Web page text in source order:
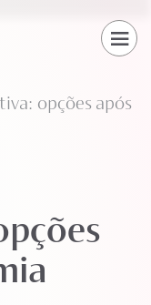
opções após